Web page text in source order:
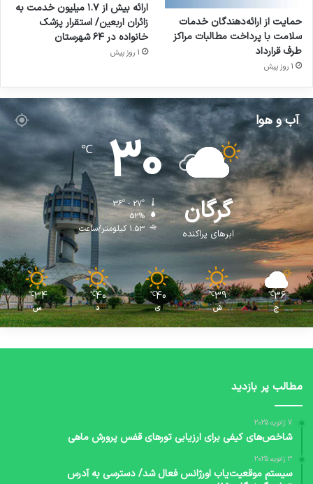
حمایت از ارائه‌دهندگان خدمات
سلامت با پرداخت مطالبات مراکز
طرف قرارداد
1 روز پیش
ارائه بیش از ۱.۷ میلیون خدمت به
زائران اربعین/ استقرار پزشک
خانواده در ۶۴ شهرستان
1 روز پیش
آب و هوا
گرگان
ابرهای پراکنده
30
℃
36º - 27º
52%
1.53 کیلومتر/ساعت
36
℃
ج
39
℃
ش
40
℃
ی
40
℃
د
34
℃
س
مطالب پر بازدید
7 ژانویه 2025
شاخص‌های کیفی برای ارزیابی تورهای قفس پرورش ماهی
3 ژانویه 2025
سیستم موقعیت‌یاب اورژانس فعال شد/ دسترسی به آدرس